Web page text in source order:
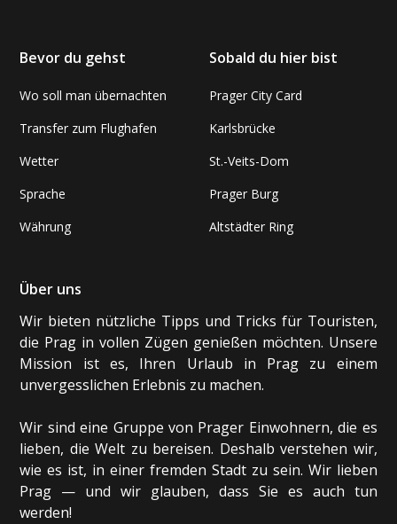
Bevor du gehst
Wo soll man übernachten
Transfer zum Flughafen
Wetter
Sprache
Währung
Sobald du hier bist
Prager City Card
Karlsbrücke
St.-Veits-Dom
Prager Burg
Altstädter Ring
Über uns
Wir bieten nützliche Tipps und Tricks für Touristen,
die Prag in vollen Zügen genießen möchten. Unsere
Mission ist es, Ihren Urlaub in Prag zu einem
unvergesslichen Erlebnis zu machen.
Wir sind eine Gruppe von Prager Einwohnern, die es
lieben, die Welt zu bereisen. Deshalb verstehen wir,
wie es ist, in einer fremden Stadt zu sein. Wir lieben
Prag — und wir glauben, dass Sie es auch tun
werden!